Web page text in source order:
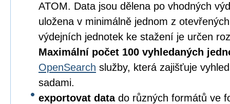
ATOM. Data jsou dělena po vhodných
uložena v minimálně jednom z
výdejních jednotek ke stažení je určen
Maximální počet 100 vyhledaných
OpenSearch služby, která zajišťuje
sadami.
exportovat datado různých formátů ve